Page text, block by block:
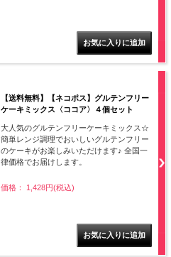
【送料無料】【ネコポス】グルテンフリー
ケーキミックス〈ココア〉４個セット
大人気のグルテンフリーケーキミックス☆
簡単レンジ調理でおいしいグルテンフリー
のケーキがお楽しみいただけます♪ 全国一
律価格でお届けします。
価格： 1,428円(税込)